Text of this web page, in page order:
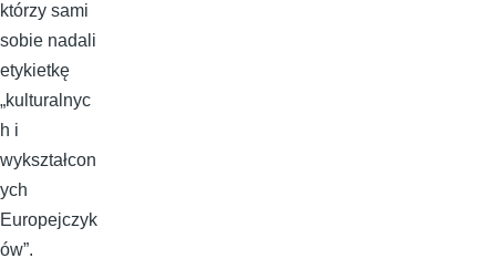
którzy sami
sobie nadali
etykietkę
„kulturalnyc
h i
wykształcon
ych
Europejczyk
ów”.